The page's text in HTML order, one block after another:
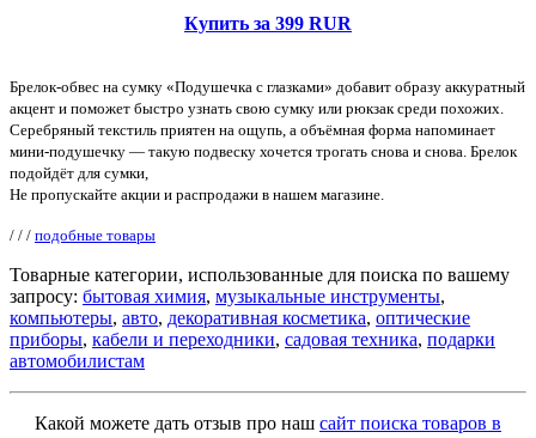
Купить за 399 RUR
Брелок-обвес на сумку «Подушечка с глазками» добавит образу аккуратный
акцент и поможет быстро узнать свою сумку или рюкзак среди похожих.
Серебряный текстиль приятен на ощупь, а объёмная форма напоминает
мини-подушечку — такую подвеску хочется трогать снова и снова. Брелок
подойдёт для сумки,
Не пропускайте акции и распродажи в нашем магазине.
/ / / подобные товары
Товарные категории, использованные для поиска по вашему
запросу: бытовая химия, музыкальные инструменты,
компьютеры, авто, декоративная косметика, оптические
приборы, кабели и переходники, садовая техника, подарки
автомобилистам
Какой можете дать отзыв про наш сайт поиска товаров в